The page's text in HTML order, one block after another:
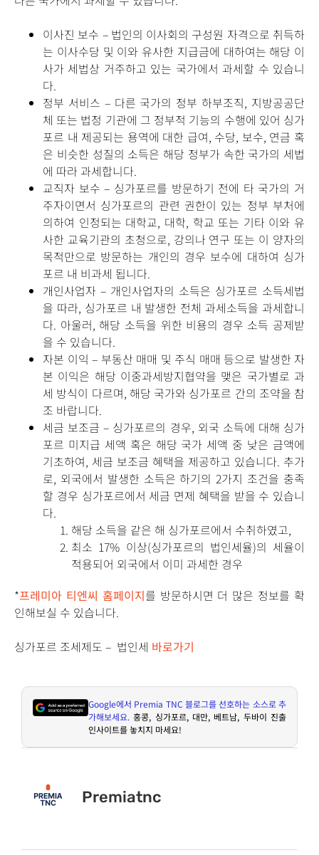
이사진 보수 – 법인의 이사회의 구성원 자격으로 취득하
는 이사수당 및 이와 유사한 지급금에 대하여는 해당 이
사가 세법상 거주하고 있는 국가에서 과세할 수 있습니
다.
정부 서비스 – 다른 국가의 정부 하부조직, 지방공공단
체 또는 법정 기관에 그 정부적 기능의 수행에 있어 싱가
포르 내 제공되는 용역에 대한 급여, 수당, 보수, 연금 혹
은 비슷한 성질의 소득은 해당 정부가 속한 국가의 세법
에 따라 과세합니다.
교직자 보수 – 싱가포르를 방문하기 전에 타 국가의 거
주자이면서 싱가포르의 관련 권한이 있는 정부 부처에
의하여 인정되는 대학교, 대학, 학교 또는 기타 이와 유
사한 교육기관의 초청으로, 강의나 연구 또는 이 양자의
목적만으로 방문하는 개인의 경우 보수에 대하여 싱가
포르 내 비과세 됩니다.
개인사업자 – 개인사업자의 소득은 싱가포르 소득세법
을 따라, 싱가포르 내 발생한 전체 과세소득을 과세합니
다. 아울러, 해당 소득을 위한 비용의 경우 소득 공제받
을 수 있습니다.
자본 이익 – 부동산 매매 및 주식 매매 등으로 발생한 자
본 이익은 해당 이중과세방지협약을 맺은 국가별로 과
세 방식이 다르며, 해당 국가와 싱가포르 간의 조약을 참
조 바랍니다.
세금 보조금 – 싱가포르의 경우, 외국 소득에 대해 싱가
포르 미지급 세액 혹은 해당 국가 세액 중 낮은 금액에
기초하여, 세금 보조금 혜택을 제공하고 있습니다. 추가
로, 외국에서 발생한 소득은 하기의 2가지 조건을 충족
할 경우 싱가포르에서 세금 면제 혜택을 받을 수 있습니
다.
해당 소득을 같은 해 싱가포르에서 수취하였고,
최소 17% 이상(싱가포르의 법인세율)의 세율이
적용되어 외국에서 이미 과세한 경우
*프레미아 티엔씨 홈페이지를 방문하시면 더 많은 정보를 확
인해보실 수 있습니다.
싱가포르 조세제도 – 법인세 바로가기
Google에서 Premia TNC블로그를 선호하는 소스로 추
가해보세요. 홍콩, 싱가포르, 대만, 베트남, 두바이 진출
인사이트를 놓치지 마세요!
Premiatnc